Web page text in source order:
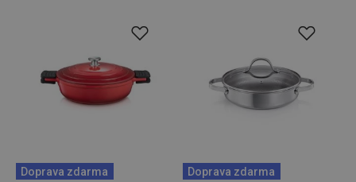
Doprava zdarma Doprava zdarma
shopsys_abc www.tescoma.sk